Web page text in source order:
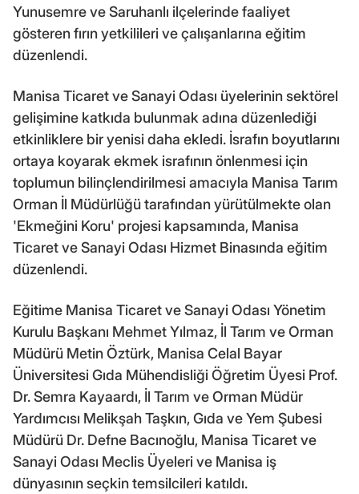
Yunusemre ve Saruhanlı ilçelerinde faaliyet
gösteren fırın yetkilileri ve çalışanlarına eğitim
düzenlendi.
Manisa Ticaret ve Sanayi Odası üyelerinin sektörel
gelişimine katkıda bulunmak adına düzenlediği
etkinliklere bir yenisi daha ekledi. İsrafın boyutlarını
ortaya koyarak ekmek israfının önlenmesi için
toplumun bilinçlendirilmesi amacıyla Manisa Tarım
Orman İl Müdürlüğü tarafından yürütülmekte olan
'Ekmeğini Koru' projesi kapsamında, Manisa
Ticaret ve Sanayi Odası Hizmet Binasında eğitim
düzenlendi.
Eğitime Manisa Ticaret ve Sanayi Odası Yönetim
Kurulu Başkanı Mehmet Yılmaz, İl Tarım ve Orman
Müdürü Metin Öztürk, Manisa Celal Bayar
Üniversitesi Gıda Mühendisliği Öğretim Üyesi Prof.
Dr. Semra Kayaardı, İl Tarım ve Orman Müdür
Yardımcısı Melikşah Taşkın, Gıda ve Yem Şubesi
Müdürü Dr. Defne Bacınoğlu, Manisa Ticaret ve
Sanayi Odası Meclis Üyeleri ve Manisa iş
dünyasının seçkin temsilcileri katıldı.